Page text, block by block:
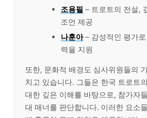
조용필 – 트로트의 전설,
조언 제공
나훈아– 감성적인 평가
력을 지원
또한, 문화적 배경도 심사위원들의
치고 있습니다. 그들은 한국 트로트
대한 깊은 이해를 바탕으로, 참가자
대 매너를 판단합니다. 이러한 요소